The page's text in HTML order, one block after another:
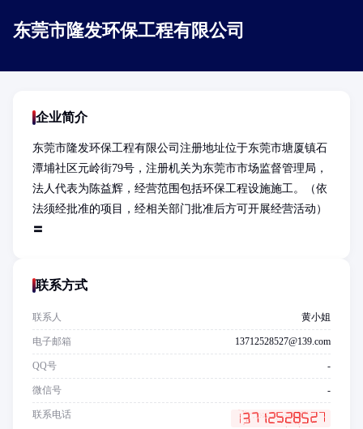
东莞市隆发环保工程有限公司
企业简介
东莞市隆发环保工程有限公司注册地址位于东莞市塘厦镇石
潭埔社区元岭街79号，注册机关为东莞市市场监督管理局，
法人代表为陈益辉，经营范围包括环保工程设施施工。（依
法须经批准的项目，经相关部门批准后方可开展经营活动）
〓
联系方式
联系人 黄小姐
电子邮箱 13712528527@139.com
QQ号 -
微信号 -
联系电话